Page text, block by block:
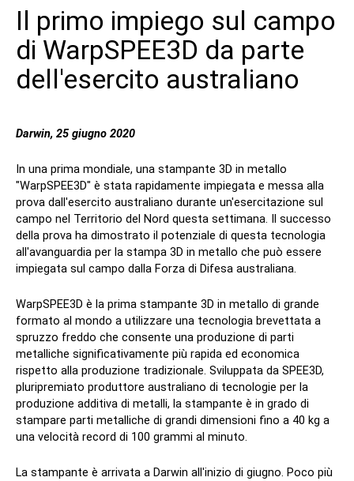
Contatto
Seguiteci
X Facebook LinkedIn YouTube
Il primo impiego sul campo
di WarpSPEE3D da parte
dell'esercito australiano
Darwin, 25 giugno 2020
In una prima mondiale, una stampante 3D in metallo
"WarpSPEE3D" è stata rapidamente impiegata e messa alla
prova dall'esercito australiano durante un'esercitazione sul
campo nel Territorio del Nord questa settimana. Il successo
della prova ha dimostrato il potenziale di questa tecnologia
all'avanguardia per la stampa 3D in metallo che può essere
impiegata sul campo dalla Forza di Difesa australiana.
WarpSPEE3D è la prima stampante 3D in metallo di grande
formato al mondo a utilizzare una tecnologia brevettata a
spruzzo freddo che consente una produzione di parti
metalliche significativamente più rapida ed economica
rispetto alla produzione tradizionale. Sviluppata da SPEE3D,
pluripremiato produttore australiano di tecnologie per la
produzione additiva di metalli, la stampante è in grado di
stampare parti metalliche di grandi dimensioni fino a 40 kg a
una velocità record di 100 grammi al minuto.
La stampante è arrivata a Darwin all'inizio di giugno. Poco più